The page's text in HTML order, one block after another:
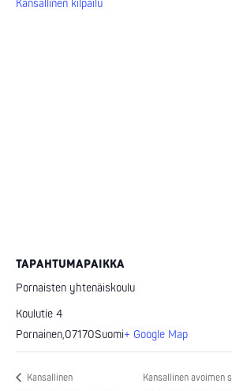
Kansallinen kilpailu
TAPAHTUMAPAIKKA
Pornaisten yhtenäiskoulu
Koulutie 4
Pornainen,07170Suomi+ Google Map
Kansallinen
Kansallinen avoimen